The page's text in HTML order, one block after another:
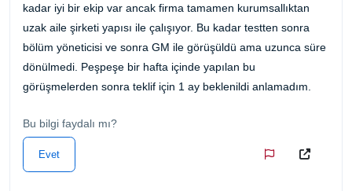
kadar iyi bir ekip var ancak firma tamamen kurumsallıktan
uzak aile şirketi yapısı ile çalışıyor. Bu kadar testten sonra
bölüm yöneticisi ve sonra GM ile görüşüldü ama uzunca süre
dönülmedi. Peşpeşe bir hafta içinde yapılan bu
görüşmelerden sonra teklif için 1 ay beklenildi anlamadım.
Bu bilgi faydalı mı?
Evet